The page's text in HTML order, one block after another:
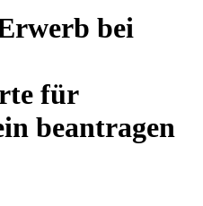
bei
für
beantragen